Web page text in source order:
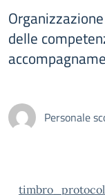
delle
Personale